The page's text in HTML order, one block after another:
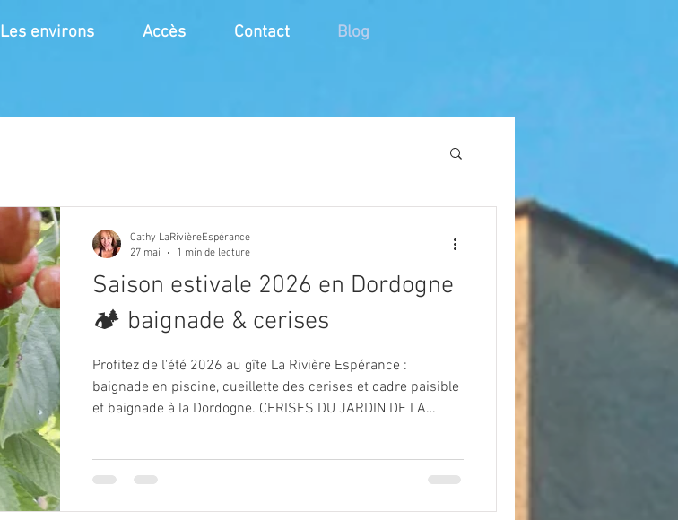
Les environs Accès Contact Blog
Saison estivale 2026 en Dordogne
🏕️ baignade & cerises
Profitez de l'été 2026 au gîte La Rivière Espérance :
baignade en piscine, cueillette des cerises et cadre paisible
et baignade à la Dordogne. CERISES DU JARDIN DE LA
espérance à Sainte Mondane plage grande piscine calme
piscine, cadre calme et reposant en écoutant le chant des
Cathy LaRivièreEspérance
27 mai
1 min de lecture